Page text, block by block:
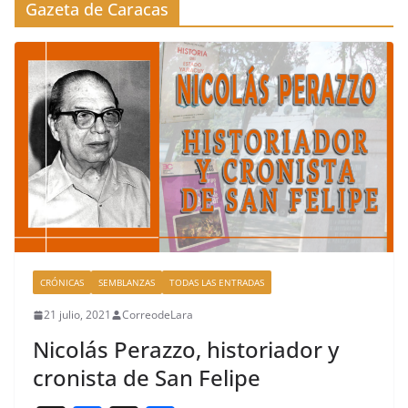
Gazeta de Caracas
CRÓNICAS SEMBLANZAS TODAS LAS ENTRADAS
21 julio, 2021 CorreodeLara
Nicolás Perazzo, historiador y
cronista de San Felipe